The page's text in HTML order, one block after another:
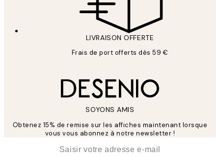
LIVRAISON OFFERTE
Frais de port offerts dès 59 €
SOYONS AMIS
Obtenez 15% de remise sur les affiches maintenant lorsque
vous vous abonnez à notre newsletter !